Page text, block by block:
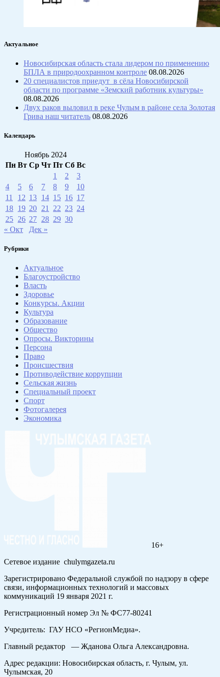
Актуальное
Новосибирская область стала лидером по применению
БПЛА в природоохранном контроле 08.08.2026
20 специалистов приедут в сёла Новосибирской
области по программе «Земский работник культуры»
08.08.2026
Двух раков выловил в реке Чулым в районе села Золотая
Грива наш читатель 08.08.2026
Календарь
Ноябрь 2024
Пн Вт Ср Чт Пт Сб Вс
1
2
3
4
5 6 7 8 9
10
11
12 13 14 15 16 17
18 19 20 21 22 23 24
25 26 27 28 29 30
« Окт
Дек »
Рубрики
Актуальное
Благоустройство
Власть
Здоровье
Конкурсы. Акции
Культура
Образование
Общество
Опросы. Викторины
Персона
Право
Происшествия
Противодействие коррупции
Сельская жизнь
Специальный проект
Спорт
Фотогалерея
Экономика
16+
Сетевое издание chulymgazeta.ru
Зарегистрировано Федеральной службой по надзору в сфере
связи, информационных технологий и массовых
коммуникаций 19 января 2021 г.
Регистрационный номер Эл № ФС77-80241
Учредитель: ГАУ НСО «РегионМедиа».
Главный редактор — Жданова Ольга Александровна.
Адрес редакции: Новосибирская область, г. Чулым, ул.
Чулымская, 20